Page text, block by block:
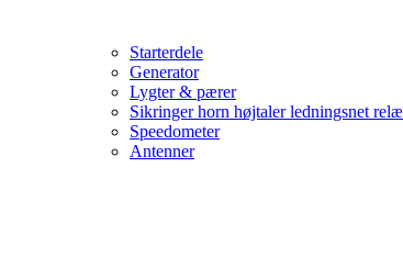
Starterdele
Generator
Lygter & pærer
Sikringer horn højtaler ledningsnet relæ
Speedometer
Antenner